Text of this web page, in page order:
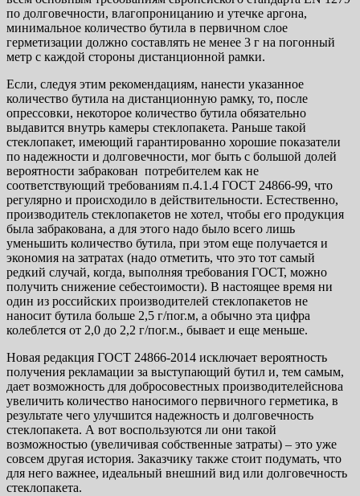
по долговечности, влагопроницанию и утечке аргона,
минимальное количество бутила в первичном слое
герметизации должно составлять не менее 3 г на погонный
метр с каждой стороны дистанционной рамки.
Если, следуя этим рекомендациям, нанести указанное
количество бутила на дистанционную рамку, то, после
опрессовки, некоторое количество бутила обязательно
выдавится внутрь камеры стеклопакета. Раньше такой
стеклопакет, имеющий гарантированно хорошие показатели
по надежности и долговечности, мог быть с большой долей
вероятности забракован потребителем как не
соответствующий требованиям п.4.1.4 ГОСТ 24866-99, что
регулярно и происходило в действительности. Естественно,
производитель стеклопакетов не хотел, чтобы его продукция
была забракована, а для этого надо было всего лишь
уменьшить количество бутила, при этом еще получается и
экономия на затратах (надо отметить, что это тот самый
редкий случай, когда, выполняя требования ГОСТ, можно
получить снижение себестоимости). В настоящее время ни
один из российских производителей стеклопакетов не
наносит бутила больше 2,5 г/пог.м, а обычно эта цифра
колеблется от 2,0 до 2,2 г/пог.м., бывает и еще меньше.
Новая редакция ГОСТ 24866-2014 исключает вероятность
получения рекламации за выступающий бутил и, тем самым,
дает возможность для добросовестных производителейснова
увеличить количество наносимого первичного герметика, в
результате чего улучшится надежность и долговечность
стеклопакета. А вот воспользуются ли они такой
возможностью (увеличивая собственные затраты) – это уже
совсем другая история. Заказчику также стоит подумать, что
для него важнее, идеальный внешний вид или долговечность
стеклопакета.